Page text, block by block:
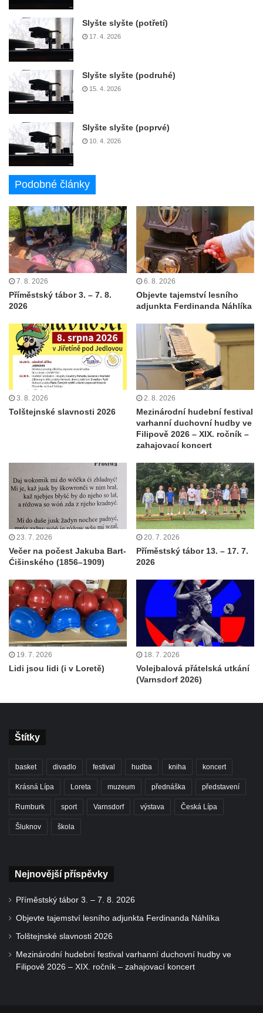
Slyšte slyšte (potřetí)
17. 4. 2026
Slyšte slyšte (podruhé)
15. 4. 2026
Slyšte slyšte (poprvé)
10. 4. 2026
Podobné články
7. 8. 2026
Příměstský tábor 3. – 7. 8.
2026
6. 8. 2026
Objevte tajemství lesního
adjunkta Ferdinanda Náhlíka
3. 8. 2026
Tolštejnské slavnosti 2026
2. 8. 2026
Mezinárodní hudební festival
varhanní duchovní hudby ve
Filipově 2026 – XIX. ročník –
zahajovací koncert
23. 7. 2026
Večer na počest Jakuba Bart-
Ćišinského (1856–1909)
20. 7. 2026
Příměstský tábor 13. – 17. 7.
2026
19. 7. 2026
Lidi jsou lidi (i v Loretě)
18. 7. 2026
Volejbalová přátelská utkání
(Varnsdorf 2026)
Štítky
basket divadlo festival hudba kniha koncert
Krásná Lípa Loreta muzeum přednáška představení
Rumburk sport Varnsdorf výstava Česká Lípa
Šluknov škola
Nejnovější příspěvky
Příměstský tábor 3. – 7. 8. 2026
Objevte tajemství lesního adjunkta Ferdinanda Náhlíka
Tolštejnské slavnosti 2026
Mezinárodní hudební festival varhanní duchovní hudby ve
Filipově 2026 – XIX. ročník – zahajovací koncert